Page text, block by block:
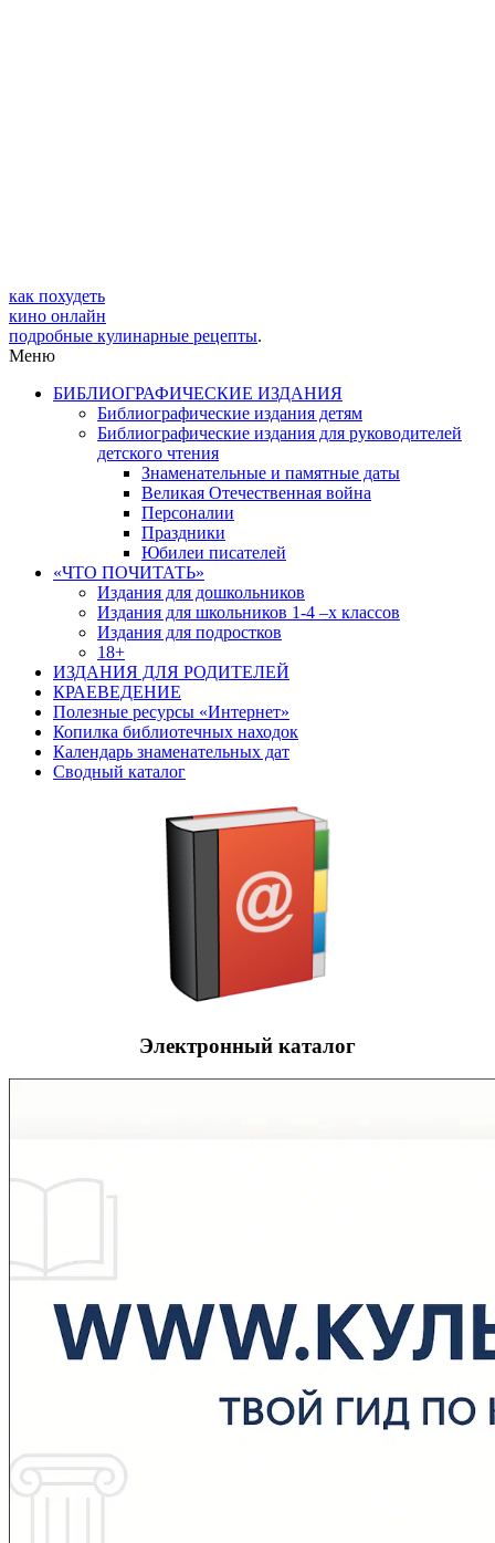
как похудеть
кино онлайн
подробные кулинарные рецепты.
Меню
БИБЛИОГРАФИЧЕСКИЕ ИЗДАНИЯ
Библиографические издания детям
Библиографические издания для руководителей
детского чтения
Знаменательные и памятные даты
Великая Отечественная война
Персоналии
Праздники
Юбилеи писателей
«ЧТО ПОЧИТАТЬ»
Издания для дошкольников
Издания для школьников 1-4 –х классов
Издания для подростков
18+
ИЗДАНИЯ ДЛЯ РОДИТЕЛЕЙ
КРАЕВЕДЕНИЕ
Полезные ресурсы «Интернет»
Копилка библиотечных находок
Календарь знаменательных дат
Сводный каталог
Электронный каталог